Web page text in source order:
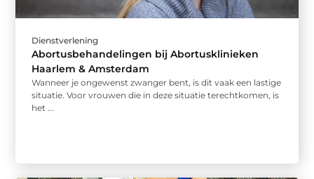
Dienstverlening
Abortusbehandelingen bij Abortusklinieken
Haarlem & Amsterdam
Wanneer je ongewenst zwanger bent, is dit vaak een lastige
situatie. Voor vrouwen die in deze situatie terechtkomen, is
het ...